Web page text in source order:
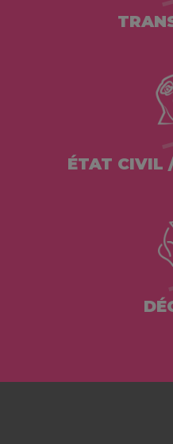
ÉTAT CIVIL